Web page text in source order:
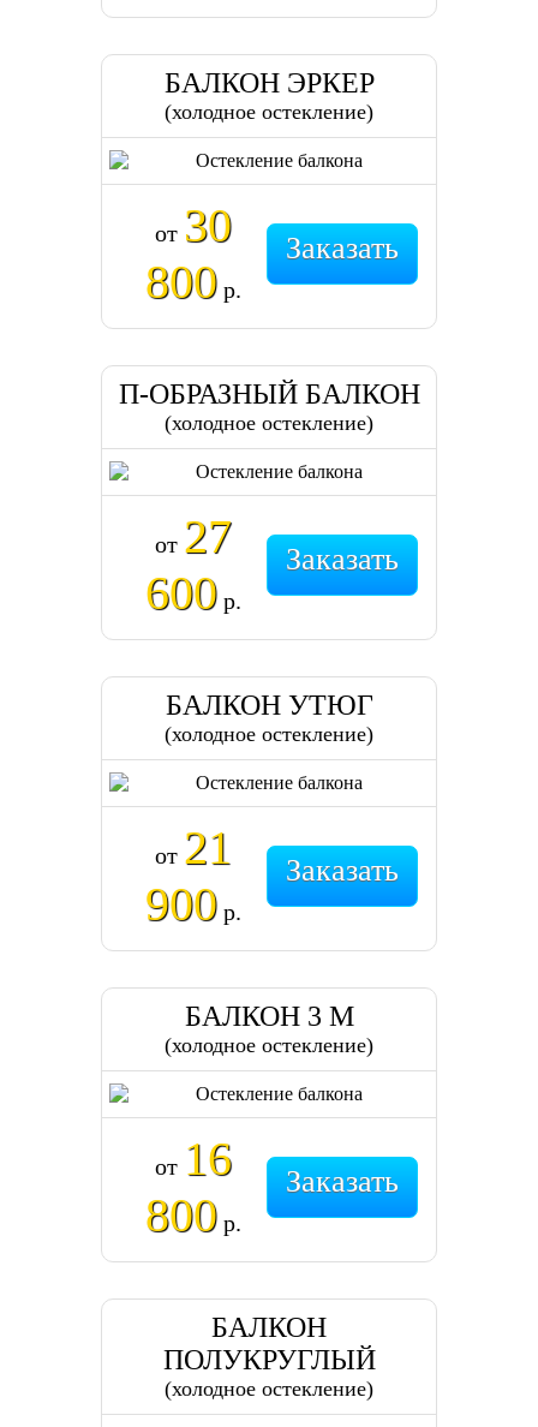
БАЛКОН ЭРКЕР
(холодное остекление)
от 30
800 р.
Заказать
П-ОБРАЗНЫЙ БАЛКОН
(холодное остекление)
от 27
600 р.
Заказать
БАЛКОН УТЮГ
(холодное остекление)
от 21
900 р.
Заказать
БАЛКОН 3 М
(холодное остекление)
от 16
800 р.
Заказать
БАЛКОН
ПОЛУКРУГЛЫЙ
(холодное остекление)